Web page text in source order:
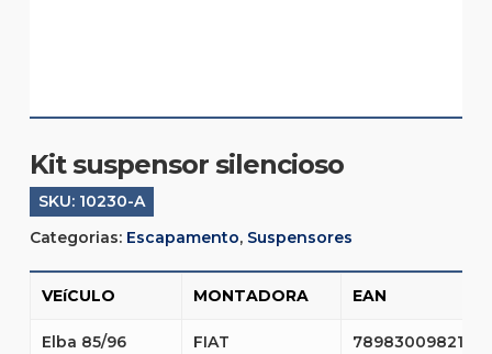
Kit suspensor silencioso
SKU: 10230-A
Categorias: Escapamento, Suspensores
VEíCULO MONTADORA EAN
Elba 85/96 FIAT 7898300982125